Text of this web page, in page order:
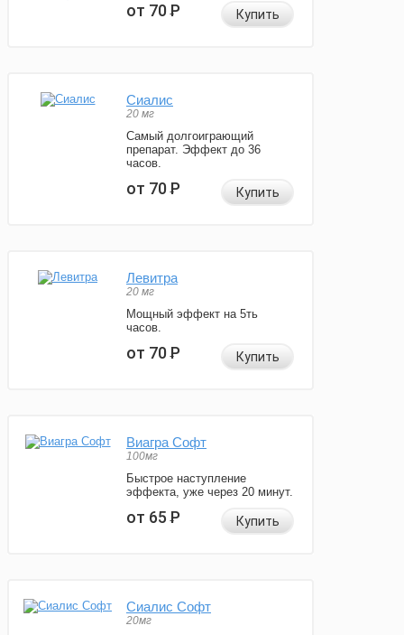
от 70Р Купить
Сиалис
20 мг
Самый долгоиграющий
препарат. Эффект до 36
часов.
от 70Р Купить
Левитра
20 мг
Мощный эффект на 5ть
часов.
от 70Р Купить
Виагра Софт
100мг
Быстрое наступление
эффекта, уже через 20 минут.
от 65Р Купить
Сиалис Софт
20мг